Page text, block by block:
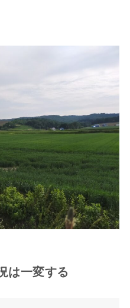
は一変する